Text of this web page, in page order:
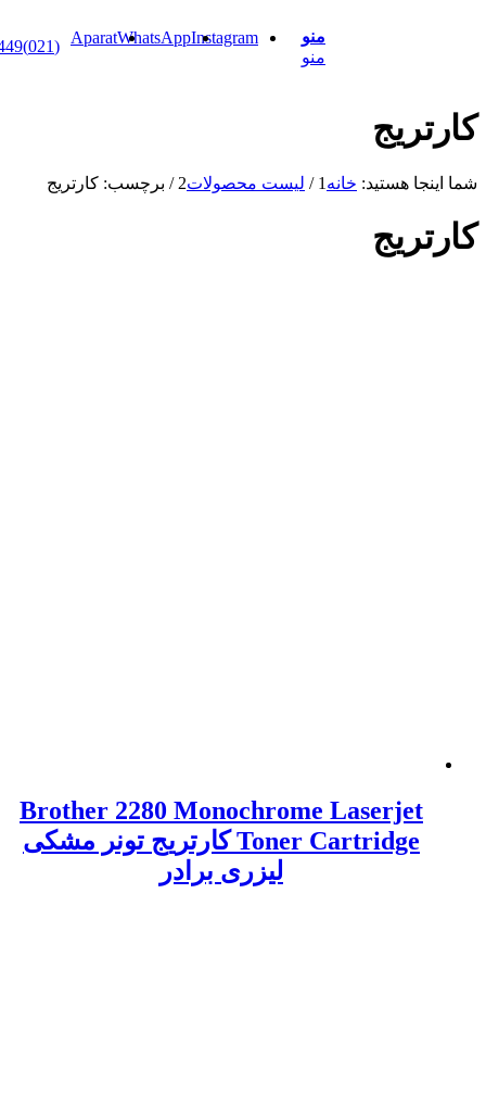
Instagram
WhatsApp
Aparat
(021)88898449
هستید: خانه1
/ لیست محصولات2
/ برچسب: کارتریج
Brother 2280 Monochrome Laserjet
Toner Cartridge کارتریج تونر مشکی
لیزری برادر